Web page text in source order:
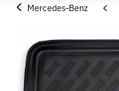
Mercedes-Benz